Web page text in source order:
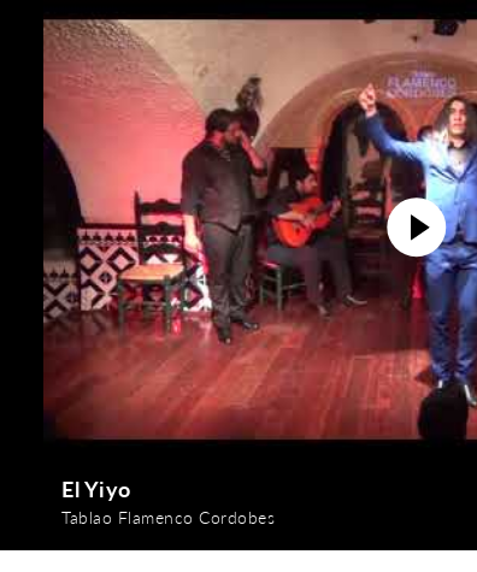
El Yiyo
Tablao Flamenco Cordobes